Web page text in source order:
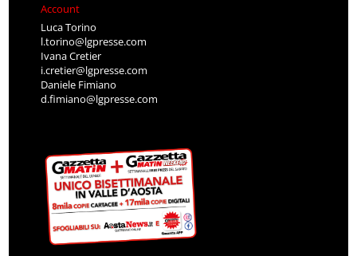
Account
Luca Torino
l.torino@lgpresse.com
Ivana Cretier
i.cretier@lgpresse.com
Daniele Fimiano
d.fimiano@lgpresse.com